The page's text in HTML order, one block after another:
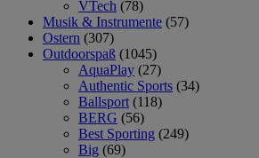
VTech (78)
Musik & Instrumente (57)
Ostern (307)
Outdoorspaß (1045)
AquaPlay (27)
Authentic Sports (34)
Ballsport (118)
BERG (56)
Best Sporting (249)
Big (69)